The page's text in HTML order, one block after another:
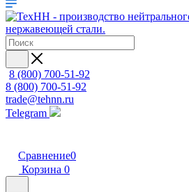
8 (800) 700-51-92
8 (800) 700-51-92
trade@tehnn.ru
Telegram
Сравнение0
Корзина 0